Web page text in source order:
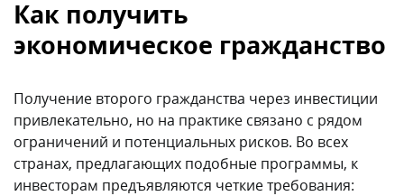
Как получить
экономическое гражданство
Получение второго гражданства через инвестиции
привлекательно, но на практике связано с рядом
ограничений и потенциальных рисков. Во всех
странах, предлагающих подобные программы, к
инвесторам предъявляются четкие требования: